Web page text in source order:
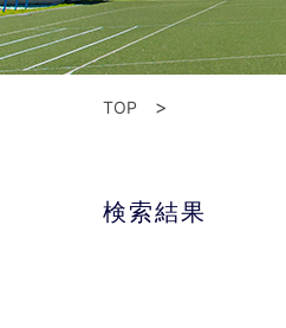
TOP
検索結果